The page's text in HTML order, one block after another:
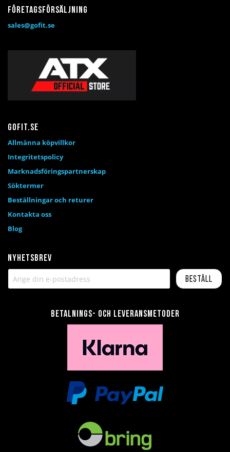
Nyhetsbrev
Beställ
Företagsförsäljning
sales@gofit.se
Betalnings- och leveransmetoder
Gofit.se
Allmänna köpvillkor
Integritetspolicy
Marknadsföringspartnerskap
Söktermer
Beställningar och returer
Kontakta oss
Blog